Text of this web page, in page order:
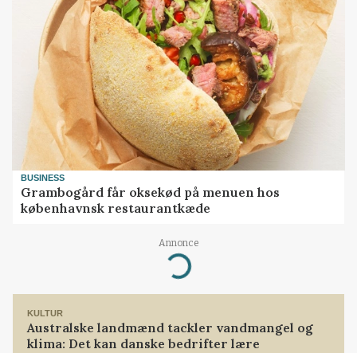
BUSINESS
Grambogård får oksekød på menuen hos
københavnsk restaurantkæde
Annonce
Loading...
KULTUR
Australske landmænd tackler vandmangel og
klima: Det kan danske bedrifter lære